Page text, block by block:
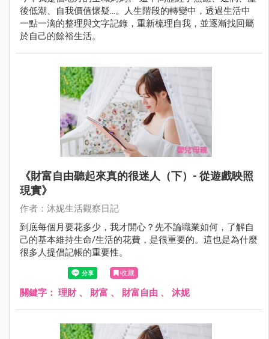
後低潮、自我價值懷疑…。人生階段的轉變中，透過生活中
一點一滴的整理與文字記錄，重新梳理自我，並逐漸找回屬
於自己的餘裕生活。
《財富自由聽起來真的很迷人（下）- 從遊戲映照
現實》
作者：沐妮生活觀察日記
到底每個月要花多少，我才開心？先不論職業如何，了解自
己的基本維持生命/生活的花費，是很重要的。這也是為什麼
很多人提倡記帳的重要性。
收藏
關鍵字： 理財、 財富 、 財富自由 、 沐妮